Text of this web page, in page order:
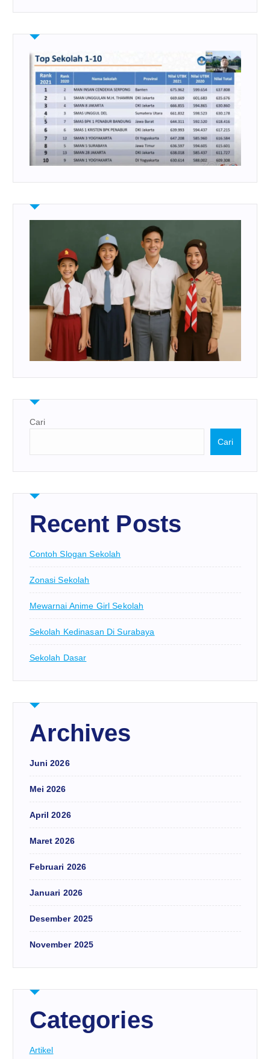
Cari
Cari
Recent Posts
Contoh Slogan Sekolah
Zonasi Sekolah
Mewarnai Anime Girl Sekolah
Sekolah Kedinasan Di Surabaya
Sekolah Dasar
Archives
Juni 2026
Mei 2026
April 2026
Maret 2026
Februari 2026
Januari 2026
Desember 2025
November 2025
Categories
Artikel